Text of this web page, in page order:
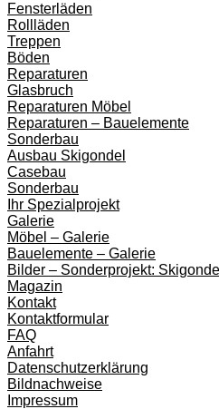
Fensterläden
Rollläden
Treppen
Böden
Reparaturen
Glasbruch
Reparaturen Möbel
Reparaturen – Bauelemente
Sonderbau
Ausbau Skigondel
Casebau
Sonderbau
Ihr Spezialprojekt
Galerie
Möbel – Galerie
Bauelemente – Galerie
Bilder – Sonderprojekt:
Magazin
Kontakt
Kontaktformular
FAQ
Anfahrt
Datenschutzerklärung
Bildnachweise
Impressum